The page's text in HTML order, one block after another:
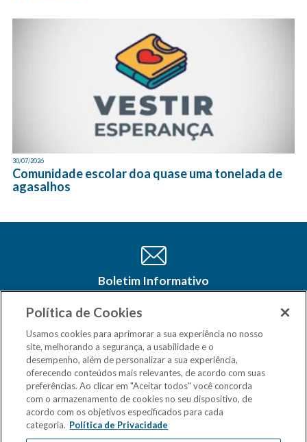
30/07/2026
Comunidade escolar doa quase uma tonelada de
agasalhos
Boletim Informativo
Cadastre-se e receba as últimas
atualizações do CSM Minas no seu e-
Política de Cookies
Usamos cookies para aprimorar a sua experiência no nosso
site, melhorando a segurança, a usabilidade e o
desempenho, além de personalizar a sua experiência,
oferecendo conteúdos mais relevantes, de acordo com suas
preferências. Ao clicar em "Aceitar todos" você concorda
com o armazenamento de cookies no seu dispositivo, de
acordo com os objetivos especificados para cada
categoria. Política de Privacidade